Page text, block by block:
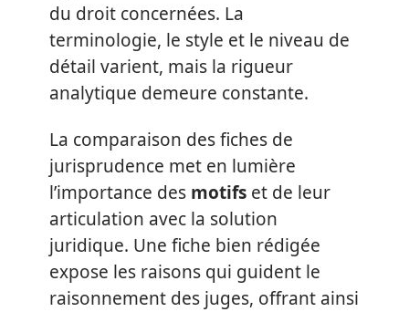
du droit concernées. La
terminologie, le style et le niveau de
détail varient, mais la rigueur
analytique demeure constante.
La comparaison des fiches de
jurisprudence met en lumière
l’importance des motifs et de leur
articulation avec la solution
juridique. Une fiche bien rédigée
expose les raisons qui guident le
raisonnement des juges, offrant ainsi